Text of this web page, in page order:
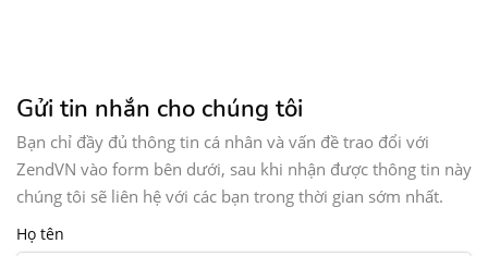
Gửi tin nhắn cho chúng tôi
Bạn chỉ đầy đủ thông tin cá nhân và vấn đề trao đổi với
ZendVN vào form bên dưới, sau khi nhận được thông tin này
chúng tôi sẽ liên hệ với các bạn trong thời gian sớm nhất.
Họ tên